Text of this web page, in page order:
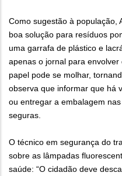
Como sugestão à população,
boa solução para resíduos
uma garrafa de plástico e
apenas o jornal para
papel pode se molhar,
observa que informar que há
ou entregar a embalagem
seguras.
O técnico em segurança do
sobre as lâmpadas
saúde: “O cidadão deve